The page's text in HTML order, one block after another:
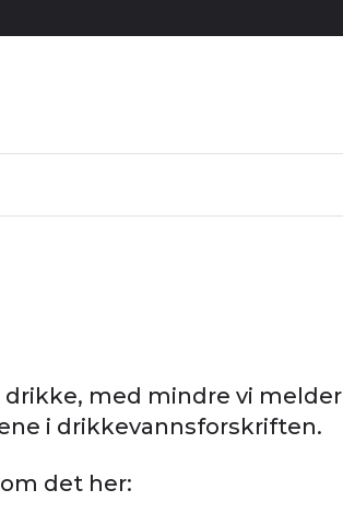
med mindre vi melder
i drikkevannsforskriften.
det her: